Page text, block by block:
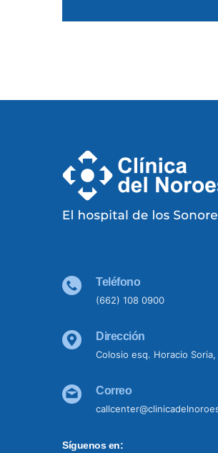
Teléfono
(662) 108 0900
Dirección
Colosio esq. Horacio
Correo
Síguenos en: